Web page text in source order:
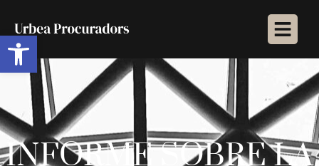
Abrir barra de herramientas
INFORME SOBRE LA